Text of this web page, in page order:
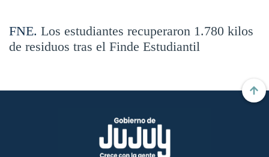
FNE. Los estudiantes recuperaron 1.780 kilos
de residuos tras el Finde Estudiantil